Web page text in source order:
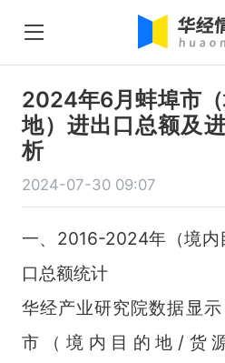
2024年6月蚌埠市
地）进出口总额及
析
2024-07-30 09:07
一、2016-2024年（境内
口总额统计
华经产业研究院数据显
市（境内目的地/货